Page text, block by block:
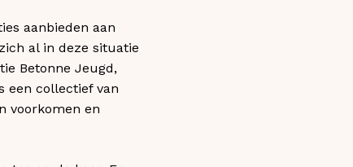
aanbieden aan
al in deze situatie
Betonne Jeugd,
een collectief van
voorkomen en